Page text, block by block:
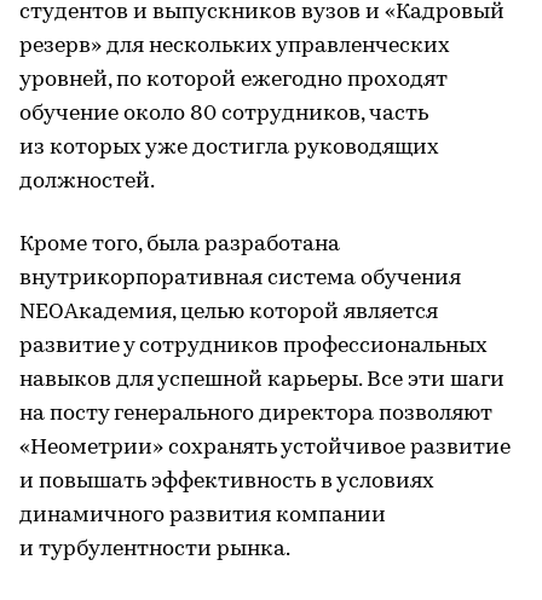
студентов и выпускников вузов и «Кадровый
резерв» для нескольких управленческих
уровней, по которой ежегодно проходят
обучение около 80 сотрудников, часть
из которых уже достигла руководящих
должностей.
Кроме того, была разработана
внутрикорпоративная система обучения
NEOАкадемия, целью которой является
развитие у сотрудников профессиональных
навыков для успешной карьеры. Все эти шаги
на посту генерального директора позволяют
«Неометрии» сохранять устойчивое развитие
и повышать эффективность в условиях
динамичного развития компании
и турбулентности рынка.